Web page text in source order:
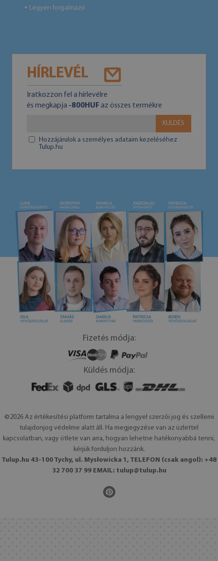
● Legyen forgalmazó
HÍRLEVÉL
Iratkozzon fel a hírlevélre
és megkapja -800HUFaz összes termékre
KÜLDÉS
Hozzájárulok a személyes adataim kezeléséhez
Tulup.hu
Fizetés módja:
Küldés módja:
©2026 Az értékesítési platform tartalma a lengyel szerzői jog és szellemi
tulajdonjog védelme alatt áll. Ha megjegyzése van az üzlettel
kapcsolatban, vagy ötlete van arra, hogyan lehetne hatékonyabbá tenni,
kérjük forduljon hozzánk.
Tulup.hu 43-100 Tychy, ul. Mysłowicka 1, TELEFON (csak angol): +48
32 700 37 99 EMAIL: tulup@tulup.hu